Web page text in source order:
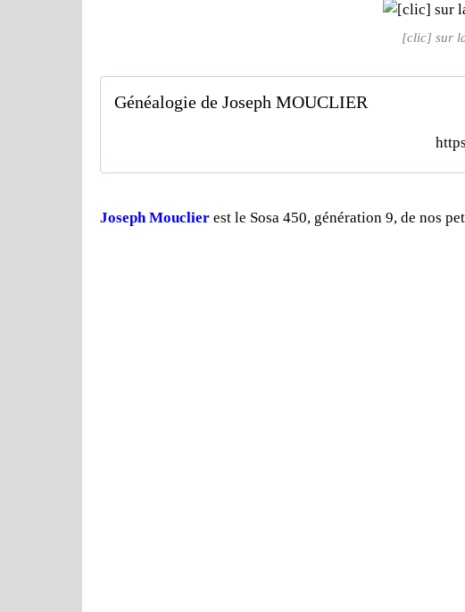
[clic] sur
Généalogie de Joseph MOUCLIER
Joseph Mouclier est le Sosa 450, génération 9, de nos